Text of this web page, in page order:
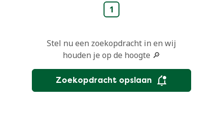
1
Stel nu een zoekopdracht in en wij
houden je op de hoogte 🔎
Zoekopdracht opslaan